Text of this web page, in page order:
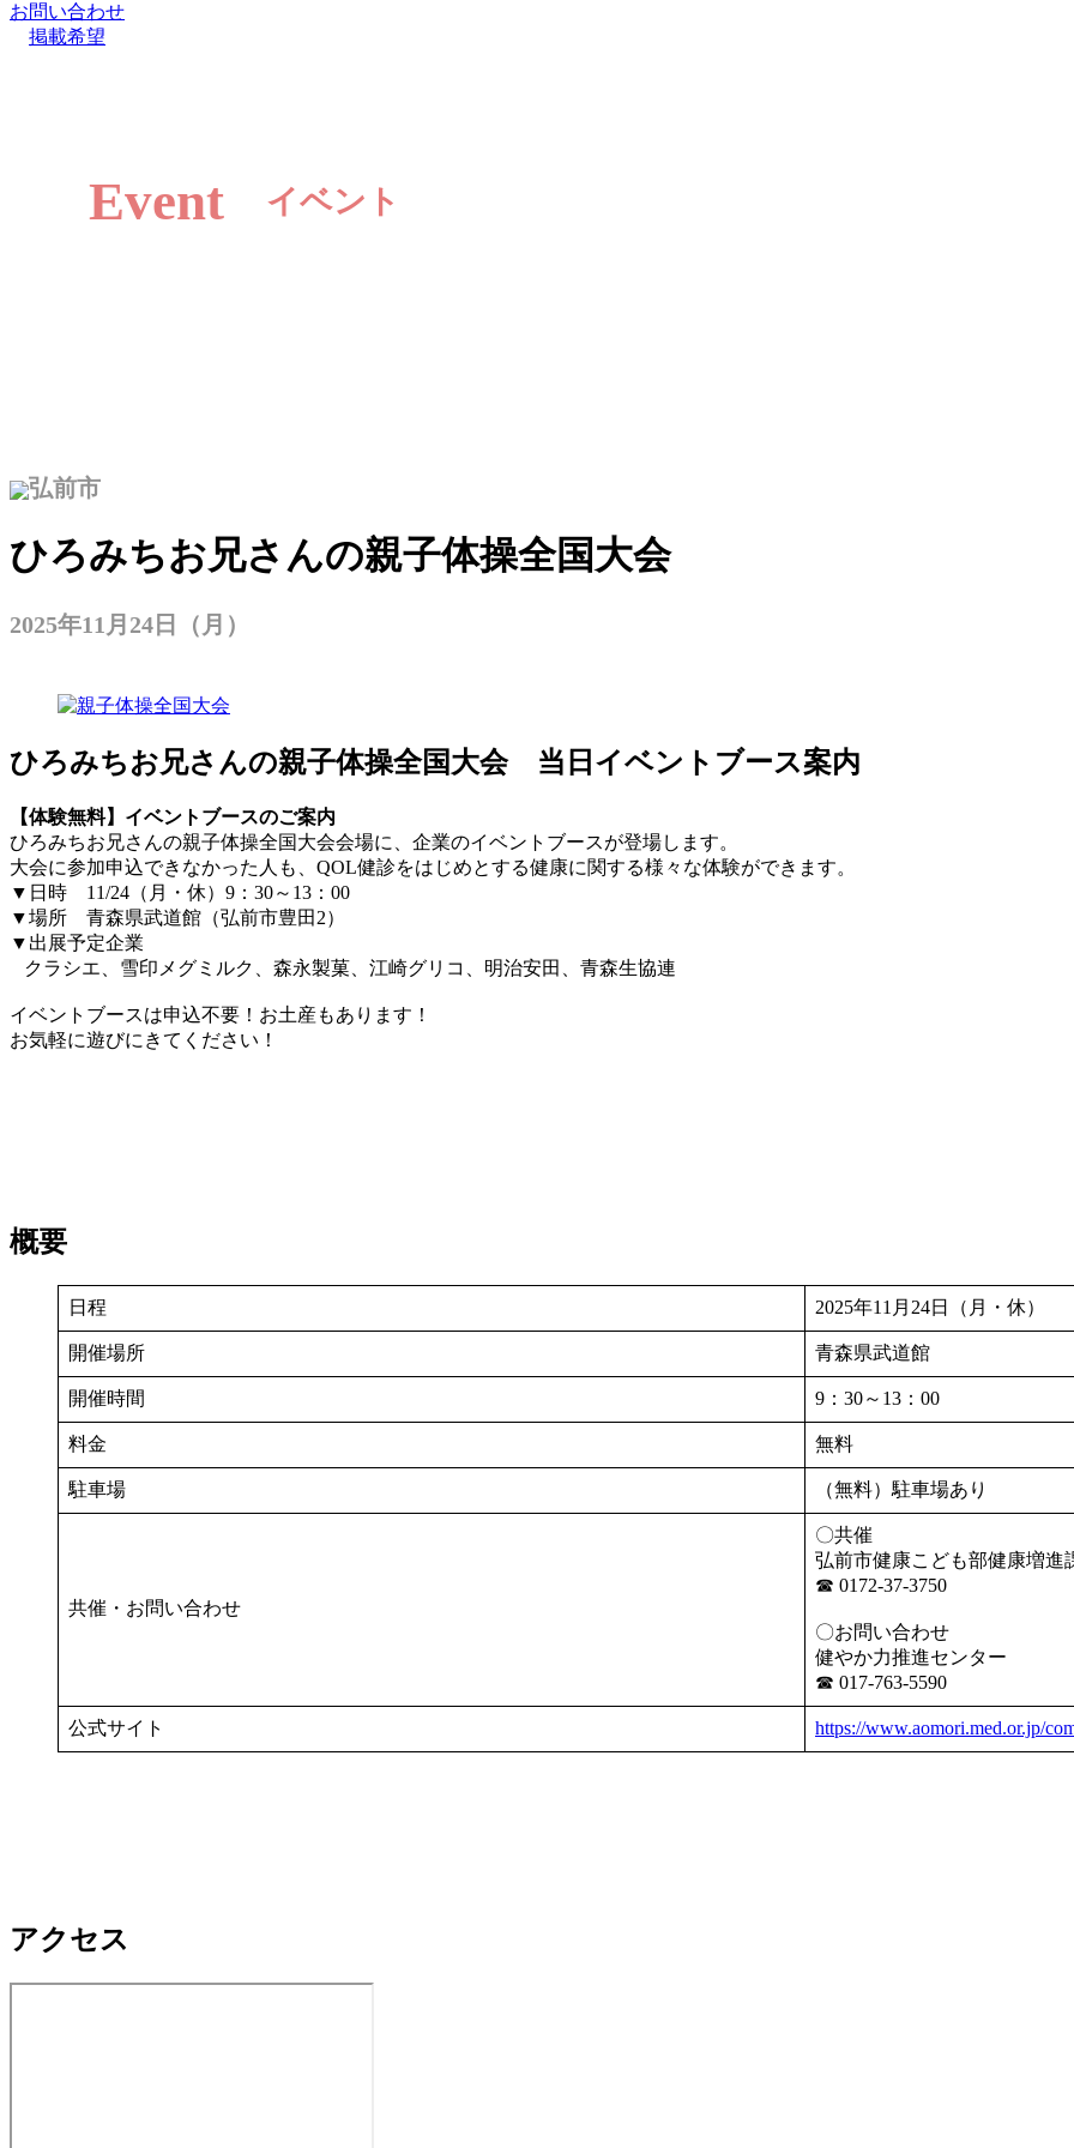
お問い合わせ
掲載希望
Event イベント
弘前市
ひろみちお兄さんの親子体操全国大会
2025年11月24日（月）
ひろみちお兄さんの親子体操全国大会 当日イベントブース案内
【体験無料】イベントブースのご案内
ひろみちお兄さんの親子体操全国大会会場に、企業のイベントブースが登場します。
大会に参加申込できなかった人も、QOL健診をはじめとする健康に関する様々な体験ができます。
▼日時 11/24（月・休）9：30～13：00
▼場所 青森県武道館（弘前市豊田2）
▼出展予定企業
クラシエ、雪印メグミルク、森永製菓、江崎グリコ、明治安田、青森生協連
イベントブースは申込不要！お土産もあります！
お気軽に遊びにきてください！
概要
日程 2025年11月24日（月・休）
開催場所 青森県武道館
開催時間 9：30～13：00
料金 無料
駐車場 （無料）駐車場あり
共催・お問い合わせ
〇共催
弘前市健康こども部健康増進
☎ 0172-37-3750
〇お問い合わせ
健やか力推進センター
☎ 017-763-5590
公式サイト https://www.aomori.med.or.jp/
アクセス